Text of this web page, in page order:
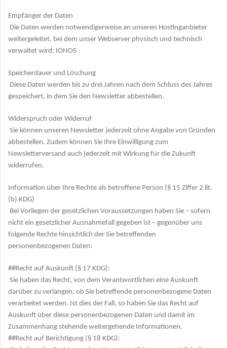
Empfänger der Daten
Die Daten werden notwendigerweise an unseren Hostinganbieter
weitergeleitet, bei dem unser Webserver physisch und technisch
verwaltet wird: IONOS
Speicherdauer und Löschung
Diese Daten werden bis zu drei Jahren nach dem Schluss des Jahres
gespeichert, in dem Sie den Newsletter abbestellen.
Widerspruch oder Widerruf
Sie können unseren Newsletter jederzeit ohne Angabe von Gründen
abbestellen. Zudem können Sie Ihre Einwilligung zum
Newsletterversand auch jederzeit mit Wirkung für die Zukunft
widerrufen.
Information über Ihre Rechte als betroffene Person (§ 15 Ziffer 2 lit.
(b) KDG)
Bei Vorliegen der gesetzlichen Voraussetzungen haben Sie – sofern
nicht ein gesetzlicher Ausnahmefall gegeben ist – gegenüber uns
folgende Rechte hinsichtlich der Sie betreffenden
personenbezogenen Daten:
##Recht auf Auskunft (§ 17 KDG):
Sie haben das Recht, von dem Verantwortlichen eine Auskunft
darüber zu verlangen, ob Sie betreffende personenbezogene Daten
verarbeitet werden. Ist dies der Fall, so haben Sie das Recht auf
Auskunft über diese personenbezogenen Daten und damit im
Zusammenhang stehende weitergehende Informationen.
##Recht auf Berichtigung (§ 18 KDG):